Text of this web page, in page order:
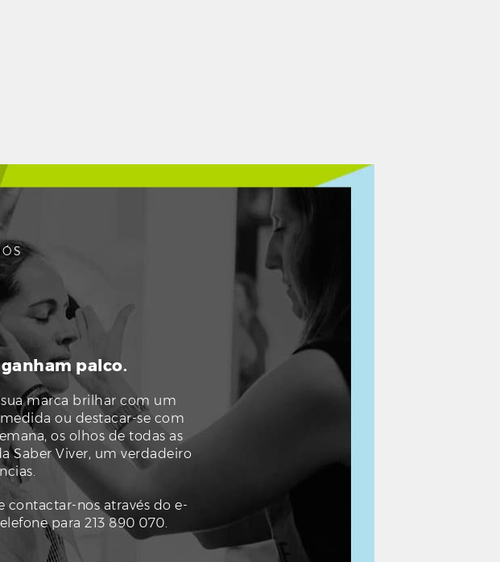
palco.
marca brilhar com um
ou destacar-se com
os olhos de todas as
Saber Viver, um verdadeiro
contactar-nos através do e-
para 213 890 070.